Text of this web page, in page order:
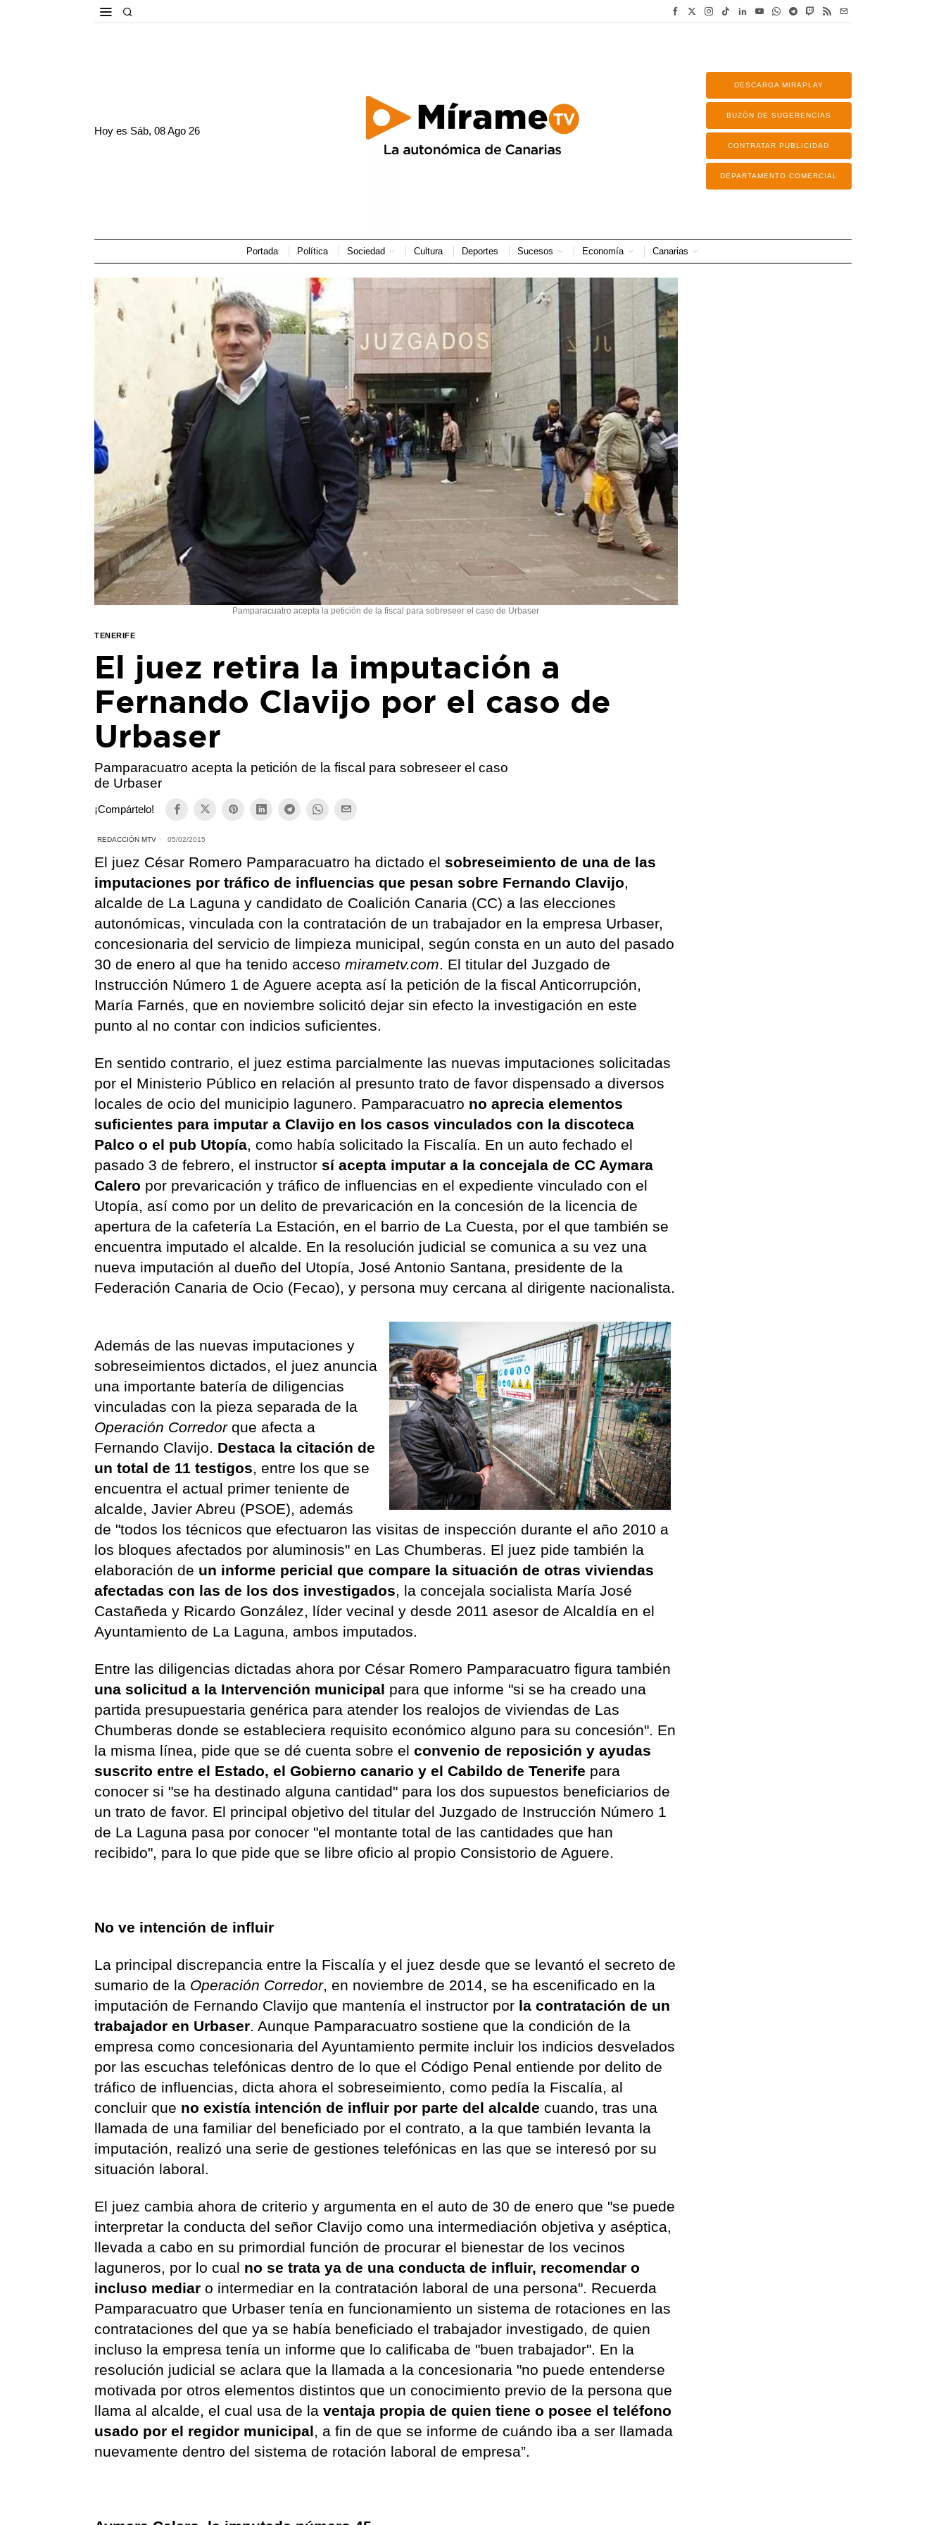
Hoy es Sáb, 08 Ago 26
DESCARGA MIRAPLAY
BUZÓN DE SUGERENCIAS
CONTRATAR PUBLICIDAD
DEPARTAMENTO COMERCIAL
Portada Política Sociedad Cultura Deportes Sucesos Economía Canarias
Pamparacuatro acepta la petición de la fiscal para sobreseer el caso de Urbaser
TENERIFE
El juez retira la imputación a
Fernando Clavijo por el caso de
Urbaser
Pamparacuatro acepta la petición de la fiscal para sobreseer el caso
de Urbaser
¡Compártelo!
REDACCIÓN MTV 05/02/2015
El juez César Romero Pamparacuatro ha dictado el sobreseimiento de una de las
imputaciones por tráfico de influencias que pesan sobre Fernando Clavijo,
alcalde de La Laguna y candidato de Coalición Canaria (CC) a las elecciones
autonómicas, vinculada con la contratación de un trabajador en la empresa Urbaser,
concesionaria del servicio de limpieza municipal, según consta en un auto del pasado
30 de enero al que ha tenido accesomirametv.com. El titular del Juzgado de
Instrucción Número 1 de Aguere acepta así la petición de la fiscal Anticorrupción,
María Farnés, que en noviembre solicitó dejar sin efecto la investigación en este
punto al no contar con indicios suficientes.
En sentido contrario, el juez estima parcialmente las nuevas imputaciones solicitadas
por el Ministerio Público en relación al presunto trato de favor dispensado a diversos
locales de ocio del municipio lagunero. Pamparacuatro no aprecia elementos
suficientes para imputar a Clavijo en los casos vinculados con la discoteca
Palco o el pub Utopía, como había solicitado la Fiscalía. En un auto fechado el
pasado 3 de febrero, el instructor sí acepta imputar a la concejala de CC Aymara
Calero por prevaricación y tráfico de influencias en el expediente vinculado con el
Utopía, así como por un delito de prevaricación en la concesión de la licencia de
apertura de la cafetería La Estación, en el barrio de La Cuesta, por el que también se
encuentra imputado el alcalde. En la resolución judicial se comunica a su vez una
nueva imputación al dueño del Utopía, José Antonio Santana, presidente de la
Federación Canaria de Ocio (Fecao), y persona muy cercana al dirigente nacionalista.
Además de las nuevas imputaciones y
sobreseimientos dictados, el juez anuncia
una importante batería de diligencias
vinculadas con la pieza separada de la
Operación Corredorque afecta a
Fernando Clavijo. Destaca la citación de
un total de 11 testigos, entre los que se
encuentra el actual primer teniente de
alcalde, Javier Abreu (PSOE), además
de "todos los técnicos que efectuaron las visitas de inspección durante el año 2010 a
los bloques afectados por aluminosis" en Las Chumberas. El juez pide también la
elaboración de un informe pericial que compare la situación de otras viviendas
afectadas con las de los dos investigados, la concejala socialista María José
Castañeda y Ricardo González, líder vecinal y desde 2011 asesor de Alcaldía en el
Ayuntamiento de La Laguna, ambos imputados.
Entre las diligencias dictadas ahora por César Romero Pamparacuatro figura también
una solicitud a la Intervención municipal para que informe "si se ha creado una
partida presupuestaria genérica para atender los realojos de viviendas de Las
Chumberas donde se estableciera requisito económico alguno para su concesión". En
la misma línea, pide que se dé cuenta sobre elconvenio de reposición y ayudas
suscrito entre el Estado, el Gobierno canario y el Cabildo de Tenerife para
conocer si "se ha destinado alguna cantidad" para los dos supuestos beneficiarios de
un trato de favor. El principal objetivo del titular del Juzgado de Instrucción Número 1
de La Laguna pasa por conocer "el montante total de las cantidades que han
recibido", para lo que pide que se libre oficio al propio Consistorio de Aguere.
No ve intención de influir
La principal discrepancia entre la Fiscalía y el juez desde que se levantó el secreto de
sumario de la Operación Corredor, en noviembre de 2014, se ha escenificado en la
imputación de Fernando Clavijo que mantenía el instructor por la contratación de un
trabajador en Urbaser. Aunque Pamparacuatro sostiene que la condición de la
empresa como concesionaria del Ayuntamiento permite incluir los indicios desvelados
por las escuchas telefónicas dentro de lo que el Código Penal entiende por delito de
tráfico de influencias, dicta ahora el sobreseimiento, como pedía la Fiscalía, al
concluir que no existía intención de influir por parte del alcalde cuando, tras una
llamada de una familiar del beneficiado por el contrato, a la que también levanta la
imputación, realizó una serie de gestiones telefónicas en las que se interesó por su
situación laboral.
El juez cambia ahora de criterio y argumenta en el auto de 30 de enero que "se puede
interpretar la conducta del señor Clavijo como una intermediación objetiva y aséptica,
llevada a cabo en su primordial función de procurar el bienestar de los vecinos
laguneros, por lo cual no se trata ya de una conducta de influir, recomendar o
incluso mediar o intermediar en la contratación laboral de una persona". Recuerda
Pamparacuatro que Urbaser tenía en funcionamiento un sistema de rotaciones en las
contrataciones del que ya se había beneficiado el trabajador investigado, de quien
incluso la empresa tenía un informe que lo calificaba de "buen trabajador". En la
resolución judicial se aclara que la llamada a la concesionaria "no puede entenderse
motivada por otros elementos distintos que un conocimiento previo de la persona que
llama al alcalde, el cual usa de laventaja propia de quien tiene o posee el teléfono
usado por el regidor municipal, a fin de que se informe de cuándo iba a ser llamada
nuevamente dentro del sistema de rotación laboral de empresa”.